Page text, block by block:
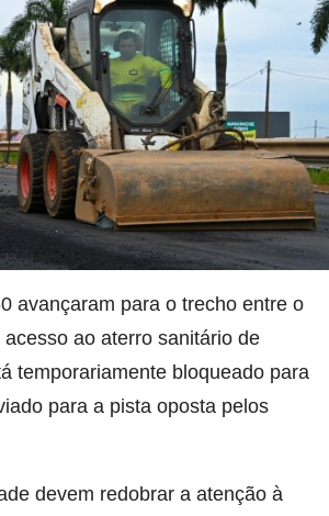
avançaram para o trecho entre o
ao aterro sanitário de
temporariamente bloqueado para
para a pista oposta pelos
devem redobrar a atenção à